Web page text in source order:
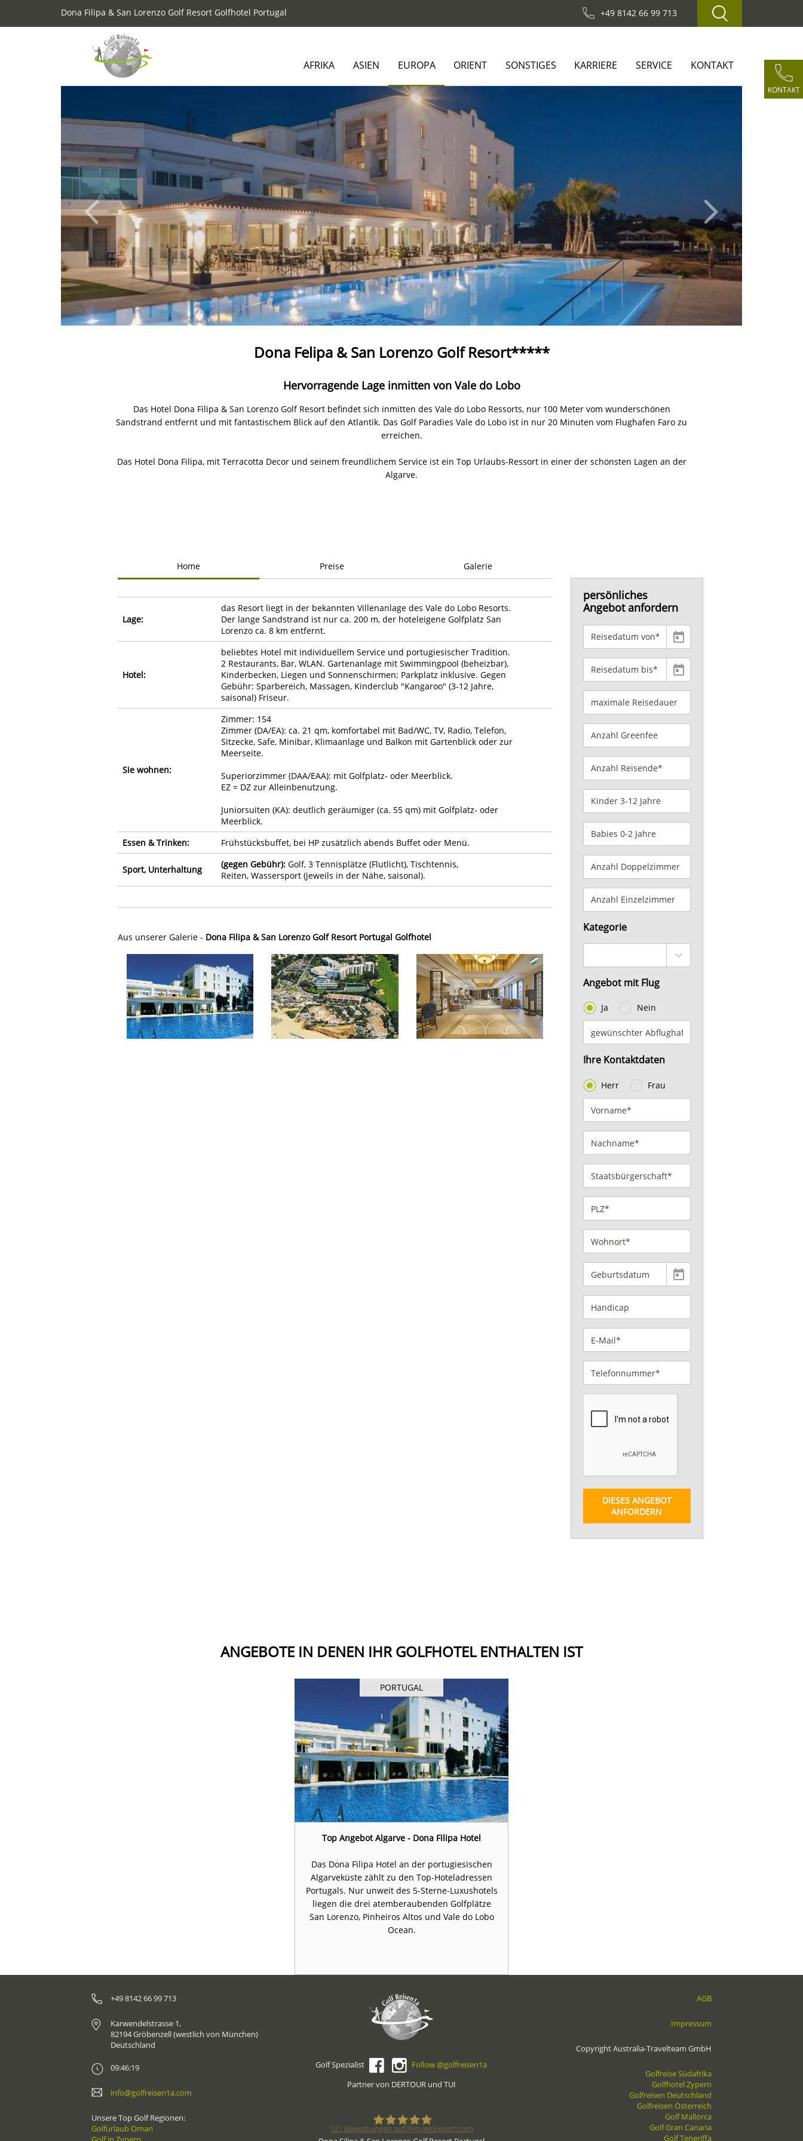
Dona Filipa & San Lorenzo Golf Resort Golfhotel Portugal +49 8142 66 99 713
KONTAKT
AFRIKA ASIEN EUROPA ORIENT SONSTIGES KARRIERE SERVICE KONTAKT
Dona Felipa & San Lorenzo Golf Resort*****
Hervorragende Lage inmitten von Vale do Lobo
Das Hotel Dona Filipa & San Lorenzo Golf Resort befindet sich inmitten des Vale do Lobo Ressorts, nur 100 Meter vom wunderschönen
Sandstrand entfernt und mit fantastischem Blick auf den Atlantik. Das Golf Paradies Vale do Lobo ist in nur 20 Minuten vom Flughafen Faro zu
erreichen.
Das Hotel Dona Filipa, mit Terracotta Decor und seinem freundlichem Service ist ein Top Urlaubs-Ressort in einer der schönsten Lagen an der
Algarve.
Home Preise Galerie
Lage:
das Resort liegt in der bekannten Villenanlage des Vale do Lobo Resorts.
Der lange Sandstrand ist nur ca. 200 m, der hoteleigene Golfplatz San
Lorenzo ca. 8 km entfernt.
Hotel:
beliebtes Hotel mit individuellem Service und portugiesischer Tradition.
2 Restaurants, Bar, WLAN. Gartenanlage mit Swimmingpool (beheizbar),
Kinderbecken, Liegen und Sonnenschirmen; Parkplatz inklusive. Gegen
Gebühr: Sparbereich, Massagen, Kinderclub "Kangaroo" (3-12 Jahre,
saisonal) Friseur.
Sie wohnen:
Zimmer: 154
Zimmer (DA/EA): ca. 21 qm, komfortabel mit Bad/WC, TV, Radio, Telefon,
Sitzecke, Safe, Minibar, Klimaanlage und Balkon mit Gartenblick oder zur
Meerseite.
Superiorzimmer (DAA/EAA): mit Golfplatz- oder Meerblick.
EZ = DZ zur Alleinbenutzung.
Juniorsuiten (KA): deutlich geräumiger (ca. 55 qm) mit Golfplatz- oder
Meerblick.
Essen & Trinken:
Frühstücksbuffet, bei HP zusätzlich abends Buffet oder Menü.
Sport, Unterhaltung (gegen Gebühr): Golf, 3 Tennisplätze (Flutlicht), Tischtennis,
Reiten, Wassersport (jeweils in der Nähe, saisonal).
Aus unserer Galerie - Dona Filipa & San Lorenzo Golf Resort Portugal Golfhotel
persönliches
Angebot anfordern
Kategorie
Angebot mit Flug
Ja Nein
Ihre Kontaktdaten
Herr Frau
DIESES ANGEBOT
ANFORDERN
ANGEBOTE IN DENEN IHR GOLFHOTEL ENTHALTEN IST
PORTUGAL
Top Angebot Algarve - Dona Filipa Hotel
Das Dona Filipa Hotel an der portugiesischen
Algarveküste zählt zu den Top-Hoteladressen
Portugals. Nur unweit des 5-Sterne-Luxushotels
liegen die drei atemberaubenden Golfplätze
San Lorenzo, Pinheiros Altos und Vale do Lobo
Ocean.
+49 8142 66 99 713
Karwendelstrasse 1,
82194 Gröbenzell (westlich von München)
Deutschland
09:46:19
info@golfreisen1a.com
Unsere Top Golf Regionen:
Golfurlaub Oman
Golf Spezialist
Follow @golfreisen1a
Partner von DERTOUR und TUI
121 Bewertungen auf ProvenExpert.com
AGB
Impressum
Copyright Australia-Travelteam GmbH
Golfreise Südafrika
Golfhotel Zypern
Golfreisen Deutschland
Golfreisen Österreich
Golf Mallorca
Golf Gran Canaria
Golf Teneriffa